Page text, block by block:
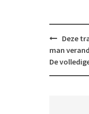
Post
navigation
Deze
man
De